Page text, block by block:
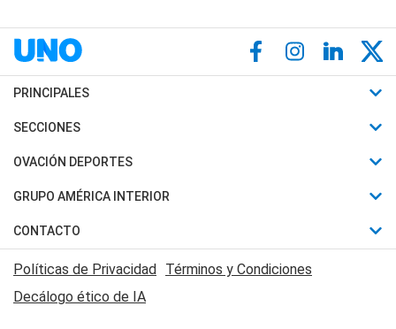
PRINCIPALES
Últimas Noticias
Política
Judiciales
Economia
SECCIONES
Horóscopo
Motores
Trucos caseros
Series y Películas
Edictos y Solicitadas
OVACIÓN DEPORTES
Fútbol
Mundial
Automovilismo
Rugby
GRUPO AMÉRICA INTERIOR
Canal 7 en Vivo
CONTACTO
Acerca de Nosotros
Contactanos
Políticas de Privacidad Términos y Condiciones
Decálogo ético de IA